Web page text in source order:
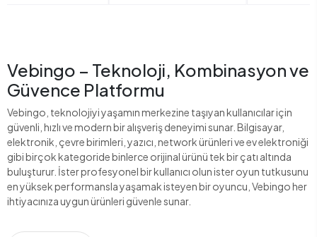
Vebingo – Teknoloji, Kombinasyon ve
Güvence Platformu
Vebingo, teknolojiyi yaşamın merkezine taşıyan kullanıcılar için
güvenli, hızlı ve modern bir alışveriş deneyimi sunar. Bilgisayar,
elektronik, çevre birimleri, yazıcı, network ürünleri ve ev elektroniği
gibi birçok kategoride binlerce orijinal ürünü tek bir çatı altında
buluşturur. İster profesyonel bir kullanıcı olun ister oyun tutkusunu
en yüksek performansla yaşamak isteyen bir oyuncu, Vebingo her
ihtiyacınıza uygun ürünleri güvenle sunar.